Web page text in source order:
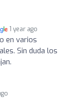
1 year ago
en varios
Sin duda los